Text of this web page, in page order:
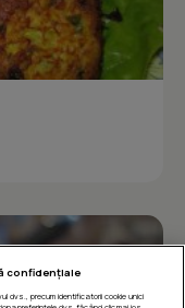
confidențiale
dvs., precum identificatorii cookie unici